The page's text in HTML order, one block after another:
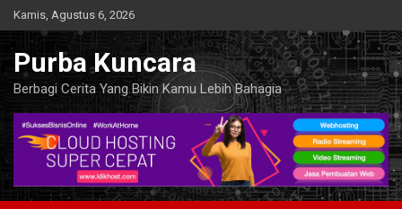
Skip
to
content
Kamis, Agustus 6, 2026
Purba Kuncara
Berbagi Cerita Yang Bikin Kamu Lebih Bahagia